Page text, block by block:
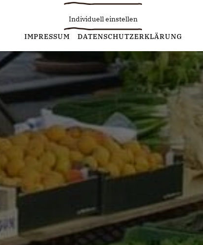
Individuell einstellen
Statistiken
Diese Cookies erfassen anonyme Statistiken. Diese
Informationen helfen uns zu verstehen, wie wir unsere Website
noch weiter optimieren können.
Google Analytics
Marketing
Marketing Cookies werden von Drittanbietern oder Publishern
verwendet, um personalisierte Werbung anzuzeigen. Sie tun
dies, indem sie Besucher über Websites hinweg verfolgen.
Google Tag Manager
Externe Medien
Wenn Cookies von externen Medien akzeptiert werden, bedarf
der Zugriff auf externe Inhalte keiner manuellen Zustimmung
mehr.
IMPRESSUM DATENSCHUTZERKLÄRUNG